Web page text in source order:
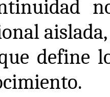
define